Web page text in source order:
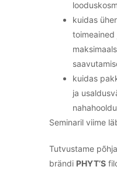
kuidas
kuidas
ja
Seminaril viime
Tutvustame
brändi PHYT’S